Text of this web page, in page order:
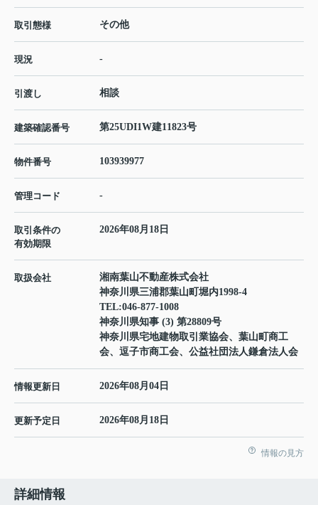
取引態様 その他
現況 -
引渡し 相談
建築確認番号 第25UDI1W建11823号
物件番号 103939977
管理コード -
取引条件の
有効期限
2026年08月18日
取扱会社
湘南葉山不動産株式会社
神奈川県三浦郡葉山町堀内1998-4
TEL:046-877-1008
神奈川県知事 (3) 第28809号
神奈川県宅地建物取引業協会、葉山町商工
会、逗子市商工会、公益社団法人鎌倉法人会
情報更新日 2026年08月04日
更新予定日 2026年08月18日
情報の見方
詳細情報